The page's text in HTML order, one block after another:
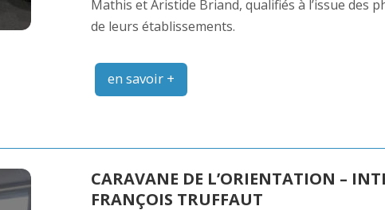
Mathis et Aristide Briand, qualifiés à l’issue des
de leurs établissements.
en savoir +
CARAVANE DE L’ORIENTATION –
FRANÇOIS TRUFFAUT